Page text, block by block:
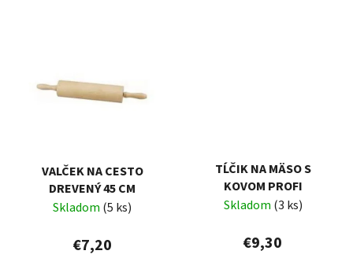
VALČEK NA CESTO
DREVENÝ 45 CM
Skladom (5 ks)
€7,20
TĹČIK NA MÄSO S
KOVOM PROFI
Skladom (3 ks)
€9,30